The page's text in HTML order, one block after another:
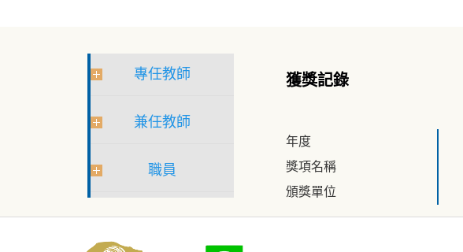
專任教師
兼任教師
職員
獲獎記錄
年度
獎項名稱
頒獎單位